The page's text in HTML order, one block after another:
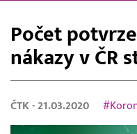
Počet
nákazy v ČR
ČTK - 21.03.2020